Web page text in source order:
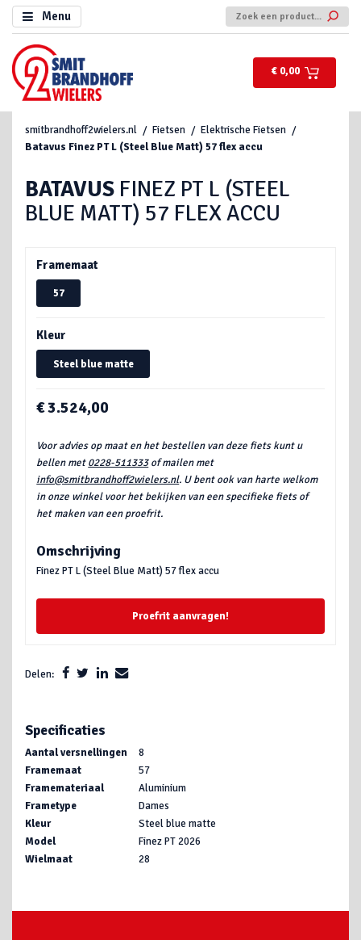
Menu
€ 0,00
smitbrandhoff2wielers.nl Fietsen
Elektrische Fietsen
Batavus Finez PT L (Steel Blue Matt) 57 flex accu
BATAVUS FINEZ PT L (STEEL
BLUE MATT) 57 FLEX ACCU
Framemaat
57
Kleur
Steel blue matte
€ 3.524,00
Voor advies op maat en het bestellen van deze fiets kunt u
bellen met0228-511333of mailen met
info@smitbrandhoff2wielers.nl. U bent ook van harte welkom
in onze winkel voor het bekijken van een specifieke fiets of
het maken van een proefrit.
Omschrijving
Finez PT L (Steel Blue Matt) 57 flex accu
Proefrit aanvragen!
Delen:
Specificaties
Aantal versnellingen
8
Framemaat
57
Framemateriaal
Aluminium
Frametype
Dames
Kleur
Steel blue matte
Model
Finez PT 2026
Wielmaat
28